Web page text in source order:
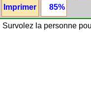
Imprimer 85%
Survolez la personne